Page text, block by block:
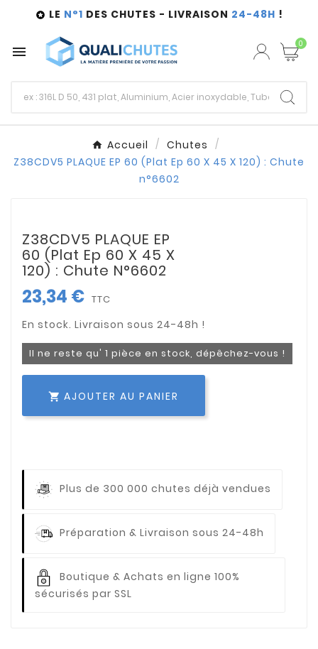
 LE N°1 DES CHUTES - LIVRAISON 24-48H !
 0
Accueil
Chutes
Z38CDV5 PLAQUE EP 60 (Plat Ep 60 X 45 X 120) : Chute
n°6602
Z38CDV5 PLAQUE EP
60 (Plat Ep 60 X 45 X
120) : Chute N°6602
23,34 € TTC
Il ne reste qu' 1 pièce en stock, dépêchez-vous !
 AJOUTER AU PANIER
Plus de 300 000 chutes déjà vendues
Préparation & Livraison sous 24-48h
Boutique & Achats en ligne 100%
sécurisés par SSL